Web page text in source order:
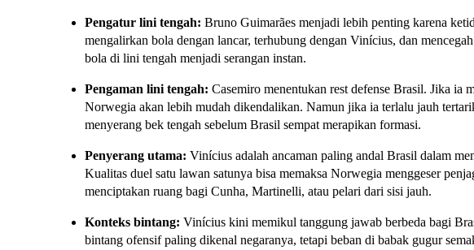
Pengatur lini tengah: Bruno Guimarães menjadi lebih penting karena
mengalirkan bola dengan lancar, terhubung dengan Vinícius, dan
bola di lini tengah menjadi serangan instan.
Pengaman lini tengah: Casemiro menentukan rest defense Brasil. Jika ia
Norwegia akan lebih mudah dikendalikan. Namun jika ia terlalu jauh
menyerang bek tengah sebelum Brasil sempat merapikan formasi.
Penyerang utama: Vinícius adalah ancaman paling andal Brasil dalam
Kualitas duel satu lawan satunya bisa memaksa Norwegia menggeser
menciptakan ruang bagi Cunha, Martinelli, atau pelari dari sisi jauh.
Konteks bintang: Vinícius kini memikul tanggung jawab berbeda bagi
bintang ofensif paling dikenal negaranya, tetapi beban di babak gugur